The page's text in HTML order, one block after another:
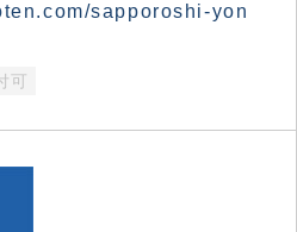
sapporoshi-yon
可